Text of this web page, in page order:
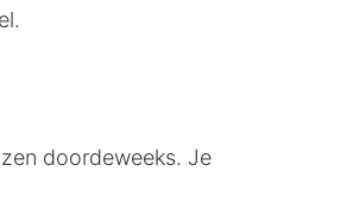
doordeweeks. Je